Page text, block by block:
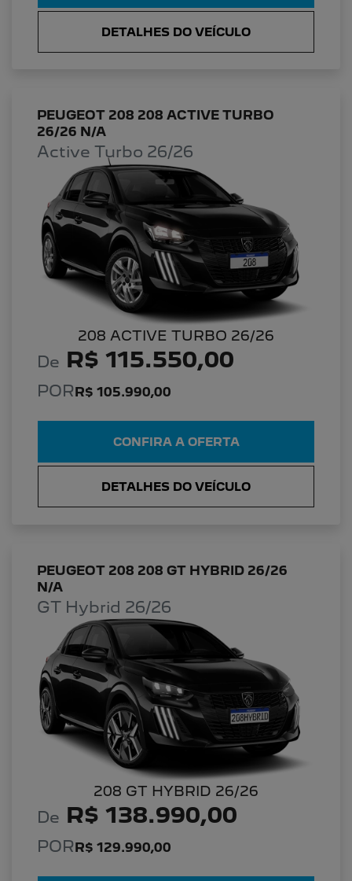
DETALHES DO VEÍCULO
PEUGEOT 208 208 ACTIVE TURBO
26/26 N/A
Active Turbo 26/26
208 ACTIVE TURBO 26/26
De R$ 115.550,00
POR R$ 105.990,00
CONFIRA A OFERTA
DETALHES DO VEÍCULO
PEUGEOT 208 208 GT HYBRID 26/26
N/A
GT Hybrid 26/26
208 GT HYBRID 26/26
De R$ 138.990,00
PORR$ 129.990,00